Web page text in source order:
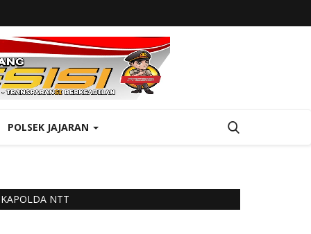
POLSEK JAJARAN
KAPOLDA NTT